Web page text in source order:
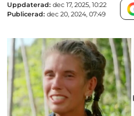
Uppdaterad: dec 17, 2025, 10:22
Publicerad: dec 20, 2024, 07:49